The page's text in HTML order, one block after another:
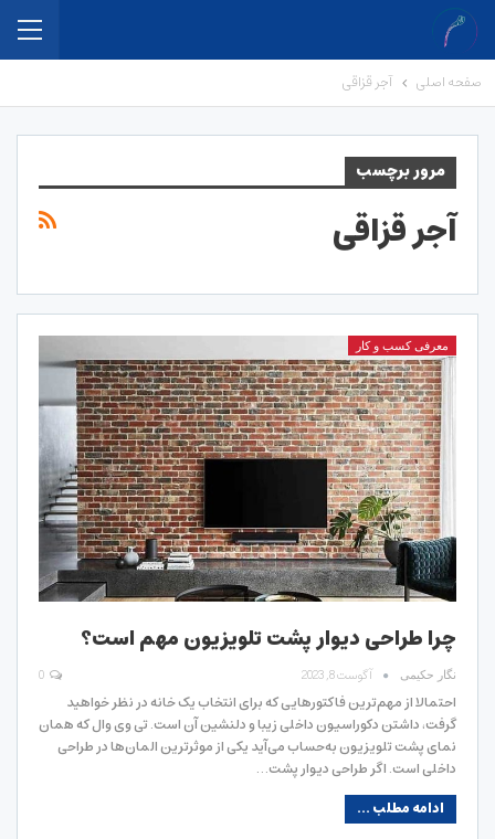
صفحه اصلی آجر قزاقی
مرور برچسب
آجر قزاقی
معرفی کسب و کار
چرا طراحی دیوار پشت تلویزیون مهم است؟
نگار حکیمی آگوست 8, 2023
احتمالا از مهم‌ترین فاکتورهایی که برای انتخاب یک خانه در نظر خواهید
گرفت، داشتن دکوراسیون داخلی زیبا و دلنشین آن است. تی وی وال که همان
نمای پشت تلویزیون به‌حساب می‌آید یکی از موثرترین المان‌ها در طراحی
داخلی است. اگر طراحی دیوار پشت…
ادامه مطلب ...